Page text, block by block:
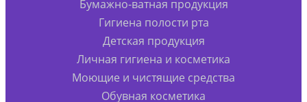
Бумажно-ватная продукция
Гигиена полости рта
Детская продукция
Личная гигиена и косметика
Моющие и чистящие средства
Обувная косметика